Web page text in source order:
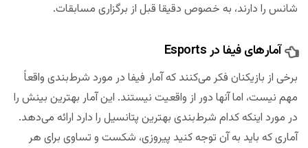
شانس را دارند، به خصوص دقیقا قبل از برگزاری مسابقات.
آمار‌های فیفا در Esports
برخی از بازیکنان فکر می‌کنند که آمار فیفا در مورد شرط‌‌بندی واقعاً
مهم نیست، اما آنها دور از واقعیت نیستند. این آمار بهترین بینش را
در مورد اینکه کدام شرط‌‌بندی بهترین پتانسیل را دارد ارائه می‌دهد.
آماری که باید به آن توجه کنید پیروزی، شکست و تساوی برای هر